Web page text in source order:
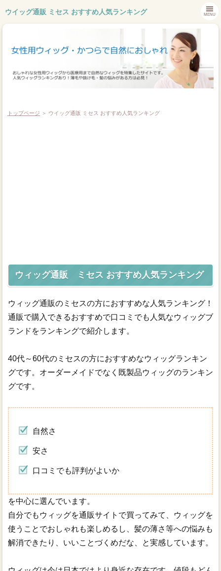
ウイッグ通販 ミセス おすすめ人気ランキング MENU
トップページ ＞ ウイッグ通販 ミセス おすすめ人気ランキング
ウィッグ通販 ミセス おすすめ人気ランキング
ウィッグ通販のミセスの方におすすめな人気ランキング！
通販で購入できるおすすめで口コミでも人気なウィッグブ
ランドをランキングで紹介します。
40代～60代のミセスの方におすすめなウィッグランキン
グです。オーダーメイドでなく既製品ウィッグのランキン
グです。
自然さ
安さ
口コミでも評判がよいか
を中心に選んでいます。
自分でもウィッグを通販サイトで買ってみて、ウィッグを
使うことでおしゃれも楽しめるし、髪の薄さ等への悩みも
解消できたり、いいことづくめだな、と実感しています。